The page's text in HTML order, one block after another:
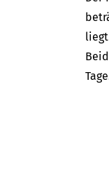
liegt